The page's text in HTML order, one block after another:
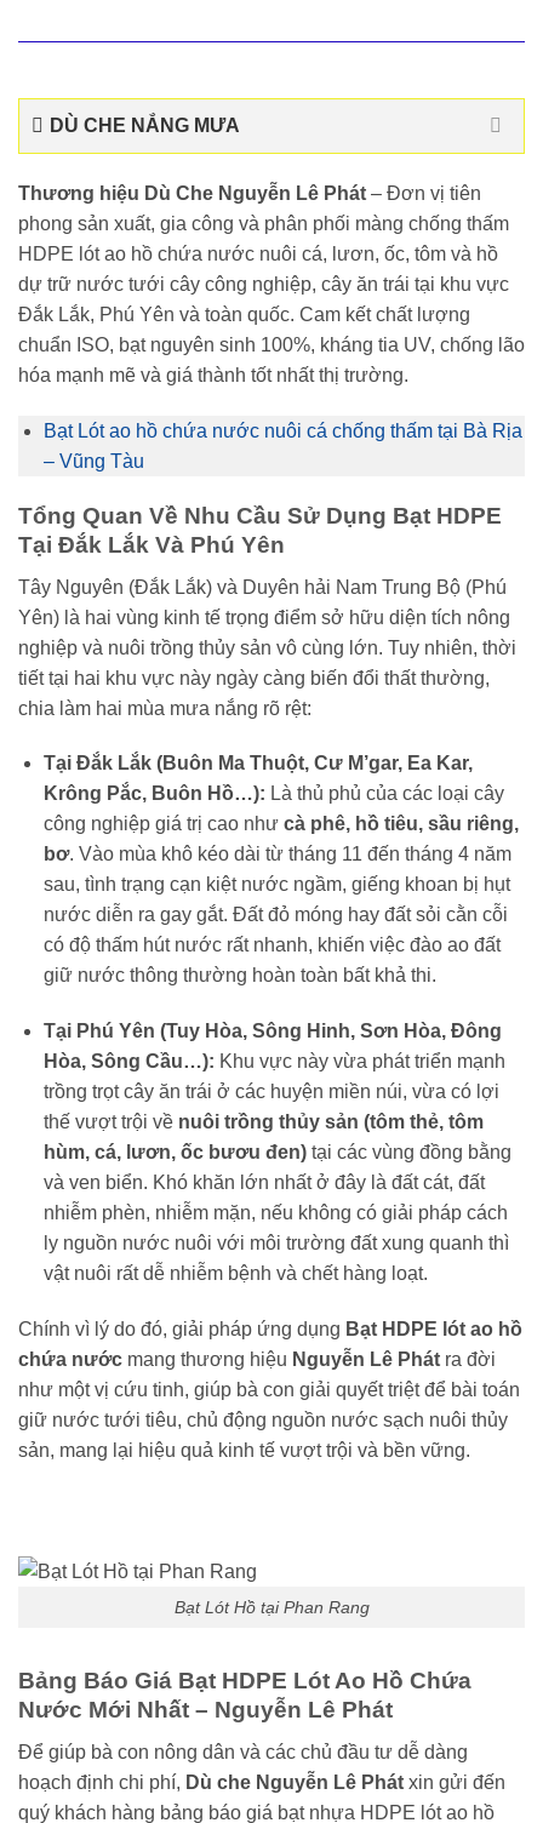
DÙ CHE NẮNG MƯA
Thương hiệu Dù Che Nguyễn Lê Phát – Đơn vị tiên
phong sản xuất, gia công và phân phối màng chống thấm
HDPE lót ao hồ chứa nước nuôi cá, lươn, ốc, tôm và hồ
dự trữ nước tưới cây công nghiệp, cây ăn trái tại khu vực
Đắk Lắk, Phú Yên và toàn quốc. Cam kết chất lượng
chuẩn ISO, bạt nguyên sinh 100%, kháng tia UV, chống lão
hóa mạnh mẽ và giá thành tốt nhất thị trường.
Bạt Lót ao hồ chứa nước nuôi cá chống thấm tại Bà Rịa
– Vũng Tàu
Tổng Quan Về Nhu Cầu Sử Dụng Bạt HDPE
Tại Đắk Lắk Và Phú Yên
Tây Nguyên (Đắk Lắk) và Duyên hải Nam Trung Bộ (Phú
Yên) là hai vùng kinh tế trọng điểm sở hữu diện tích nông
nghiệp và nuôi trồng thủy sản vô cùng lớn. Tuy nhiên, thời
tiết tại hai khu vực này ngày càng biến đổi thất thường,
chia làm hai mùa mưa nắng rõ rệt:
Tại Đắk Lắk (Buôn Ma Thuột, Cư M’gar, Ea Kar,
Krông Pắc, Buôn Hồ…): Là thủ phủ của các loại cây
công nghiệp giá trị cao như cà phê, hồ tiêu, sầu riêng,
bơ. Vào mùa khô kéo dài từ tháng 11 đến tháng 4 năm
sau, tình trạng cạn kiệt nước ngầm, giếng khoan bị hụt
nước diễn ra gay gắt. Đất đỏ móng hay đất sỏi cằn cỗi
có độ thấm hút nước rất nhanh, khiến việc đào ao đất
giữ nước thông thường hoàn toàn bất khả thi.
Tại Phú Yên (Tuy Hòa, Sông Hinh, Sơn Hòa, Đông
Hòa, Sông Cầu…): Khu vực này vừa phát triển mạnh
trồng trọt cây ăn trái ở các huyện miền núi, vừa có lợi
thế vượt trội về nuôi trồng thủy sản (tôm thẻ, tôm
hùm, cá, lươn, ốc bươu đen)tại các vùng đồng bằng
và ven biển. Khó khăn lớn nhất ở đây là đất cát, đất
nhiễm phèn, nhiễm mặn, nếu không có giải pháp cách
ly nguồn nước nuôi với môi trường đất xung quanh thì
vật nuôi rất dễ nhiễm bệnh và chết hàng loạt.
Chính vì lý do đó, giải pháp ứng dụng Bạt HDPE lót ao hồ
chứa nước mang thương hiệu Nguyễn Lê Phát ra đời
như một vị cứu tinh, giúp bà con giải quyết triệt để bài toán
giữ nước tưới tiêu, chủ động nguồn nước sạch nuôi thủy
sản, mang lại hiệu quả kinh tế vượt trội và bền vững.
Bạt Lót Hồ tại Phan Rang
Bảng Báo Giá Bạt HDPE Lót Ao Hồ Chứa
Nước Mới Nhất – Nguyễn Lê Phát
Để giúp bà con nông dân và các chủ đầu tư dễ dàng
hoạch định chi phí, Dù che Nguyễn Lê Phát xin gửi đến
quý khách hàng bảng báo giá bạt nhựa HDPE lót ao hồ